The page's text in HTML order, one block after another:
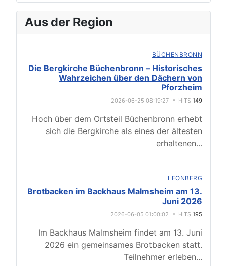
Aus der Region
BÜCHENBRONN
Die Bergkirche Büchenbronn – Historisches
Wahrzeichen über den Dächern von
Pforzheim
2026-06-25 08:19:27 HITS 149
Hoch über dem Ortsteil Büchenbronn erhebt
sich die Bergkirche als eines der ältesten
erhaltenen...
LEONBERG
Brotbacken im Backhaus Malmsheim am 13.
Juni 2026
2026-06-05 01:00:02 HITS 195
Im Backhaus Malmsheim findet am 13. Juni
2026 ein gemeinsames Brotbacken statt.
Teilnehmer erleben...